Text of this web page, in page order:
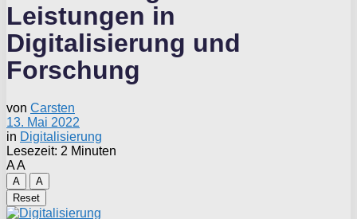
Leistungen in
Digitalisierung und
Forschung
von Carsten
13. Mai 2022
in Digitalisierung
Lesezeit: 2 Minuten
AA
A
A
Reset